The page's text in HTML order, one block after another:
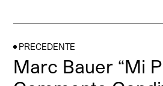
PRECEDENTE
Marc Bauer “Mi